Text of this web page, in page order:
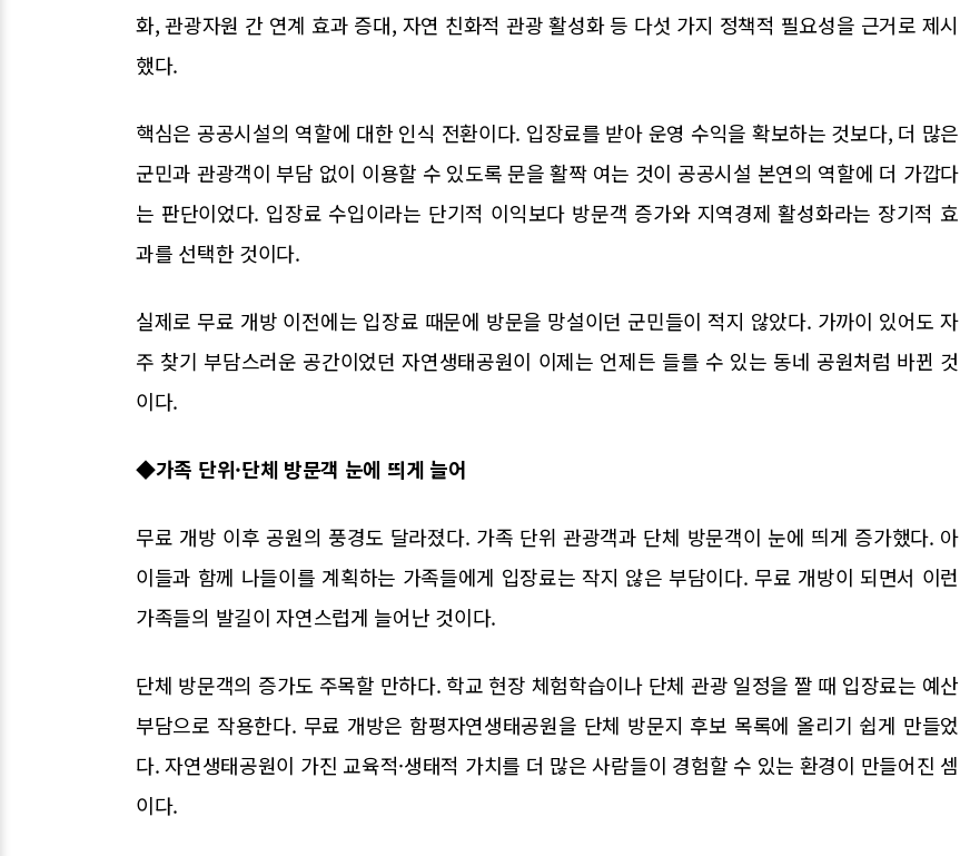
화, 관광자원 간 연계 효과 증대, 자연 친화적 관광 활성화 등 다섯 가지 정책적 필요성을 근거로 제시
했다.
핵심은 공공시설의 역할에 대한 인식 전환이다. 입장료를 받아 운영 수익을 확보하는 것보다, 더 많은
군민과 관광객이 부담 없이 이용할 수 있도록 문을 활짝 여는 것이 공공시설 본연의 역할에 더 가깝다
는 판단이었다. 입장료 수입이라는 단기적 이익보다 방문객 증가와 지역경제 활성화라는 장기적 효
과를 선택한 것이다.
실제로 무료 개방 이전에는 입장료 때문에 방문을 망설이던 군민들이 적지 않았다. 가까이 있어도 자
주 찾기 부담스러운 공간이었던 자연생태공원이 이제는 언제든 들를 수 있는 동네 공원처럼 바뀐 것
이다.
◆가족 단위·단체 방문객 눈에 띄게 늘어
무료 개방 이후 공원의 풍경도 달라졌다. 가족 단위 관광객과 단체 방문객이 눈에 띄게 증가했다. 아
이들과 함께 나들이를 계획하는 가족들에게 입장료는 작지 않은 부담이다. 무료 개방이 되면서 이런
가족들의 발길이 자연스럽게 늘어난 것이다.
단체 방문객의 증가도 주목할 만하다. 학교 현장 체험학습이나 단체 관광 일정을 짤 때 입장료는 예산
부담으로 작용한다. 무료 개방은 함평자연생태공원을 단체 방문지 후보 목록에 올리기 쉽게 만들었
다. 자연생태공원이 가진 교육적·생태적 가치를 더 많은 사람들이 경험할 수 있는 환경이 만들어진 셈
이다.